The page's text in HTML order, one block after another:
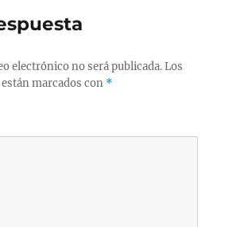
electrónico no será publicada. Los
marcados con *